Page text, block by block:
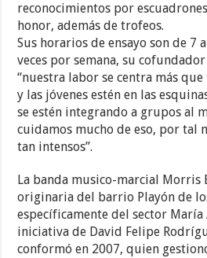
reconocimientos por
honor, además de trofeos.
Sus horarios de ensayo son de 7
veces por semana, su
“nuestra labor se centra más
y las jóvenes estén en las
se estén integrando a grupos al
cuidamos mucho de eso, por tal
tan intensos”.
La banda musico-marcial Morris
originaria del barrio Playón de
específicamente del sector
iniciativa de David Felipe
conformó en 2007, quien